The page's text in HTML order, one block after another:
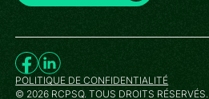
POLITIQUE DE CONFIDENTIALITÉ
© 2026 RCPSQ. TOUS DROITS RÉSERVÉS.